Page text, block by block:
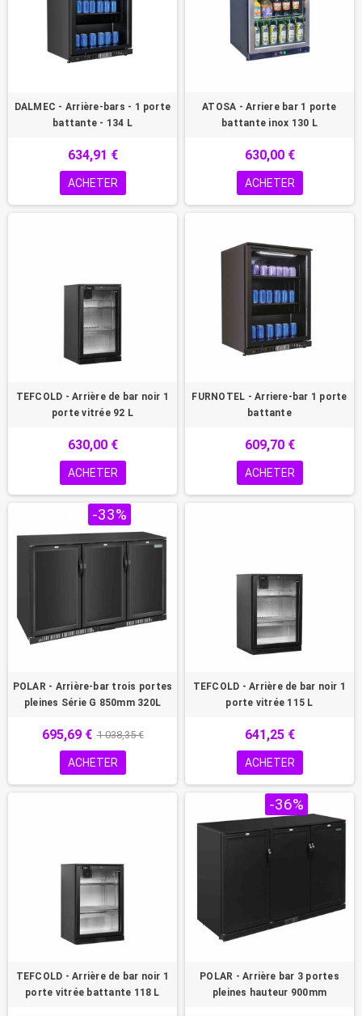
DALMEC - Arrière-bars - 1 porte
battante - 134 L
634,91 €
ACHETER
ATOSA - Arriere bar 1 porte
battante inox 130 L
630,00 €
ACHETER
TEFCOLD - Arrière de bar noir 1
porte vitrée 92 L
630,00 €
ACHETER
FURNOTEL - Arriere-bar 1 porte
battante
609,70 €
ACHETER
-33%
POLAR - Arrière-bar trois portes
pleines Série G 850mm 320L
695,69 € 1 038,35 €
ACHETER
TEFCOLD - Arrière de bar noir 1
porte vitrée 115 L
641,25 €
ACHETER
TEFCOLD - Arrière de bar noir 1
porte vitrée battante 118 L
-36%
POLAR - Arrière bar 3 portes
pleines hauteur 900mm